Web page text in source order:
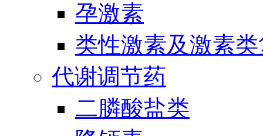
孕激素
类性激素及激素
代谢调节药
二膦酸盐类